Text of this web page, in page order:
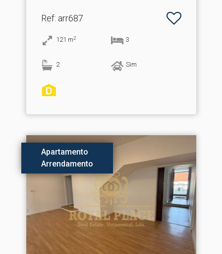
Ref: arr687
121 m2 3
2 Sim
Apartamento
Arrendamento